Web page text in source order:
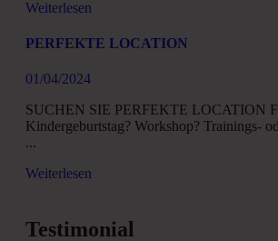
Weiterlesen
PERFEKTE LOCATION
01/04/2024
SUCHEN SIE PERFEKTE LOCATION
Kindergeburtstag? Workshop? Trainings-
...
Weiterlesen
Testimonial